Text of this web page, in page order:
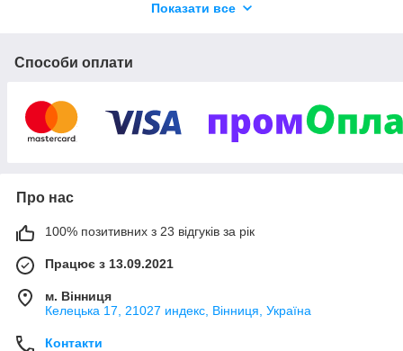
Сівалки
Все це та багато іншого ви можете придбати в нашому
магазині
Показати все
Способи оплати
Про нас
100% позитивних з 23 відгуків за рік
Працює з 13.09.2021
м. Вінниця
Келецька 17, 21027 индекс, Вінниця, Україна
Контакти